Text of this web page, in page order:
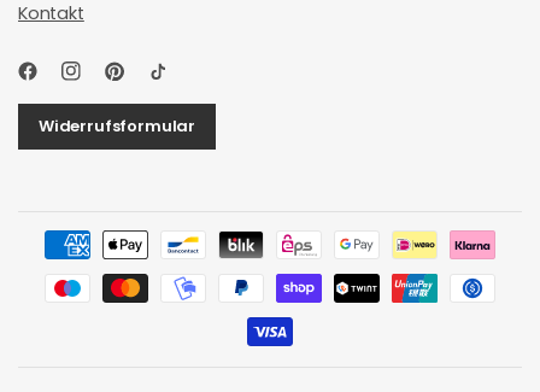
Kontakt
Widerrufsformular